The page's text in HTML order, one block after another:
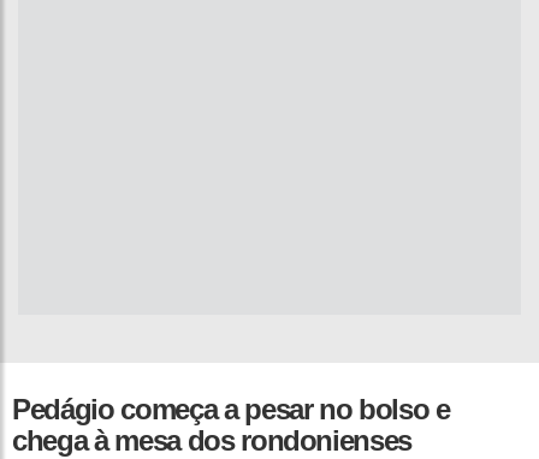
Pedágio começa a pesar no bolso e
chega à mesa dos rondonienses